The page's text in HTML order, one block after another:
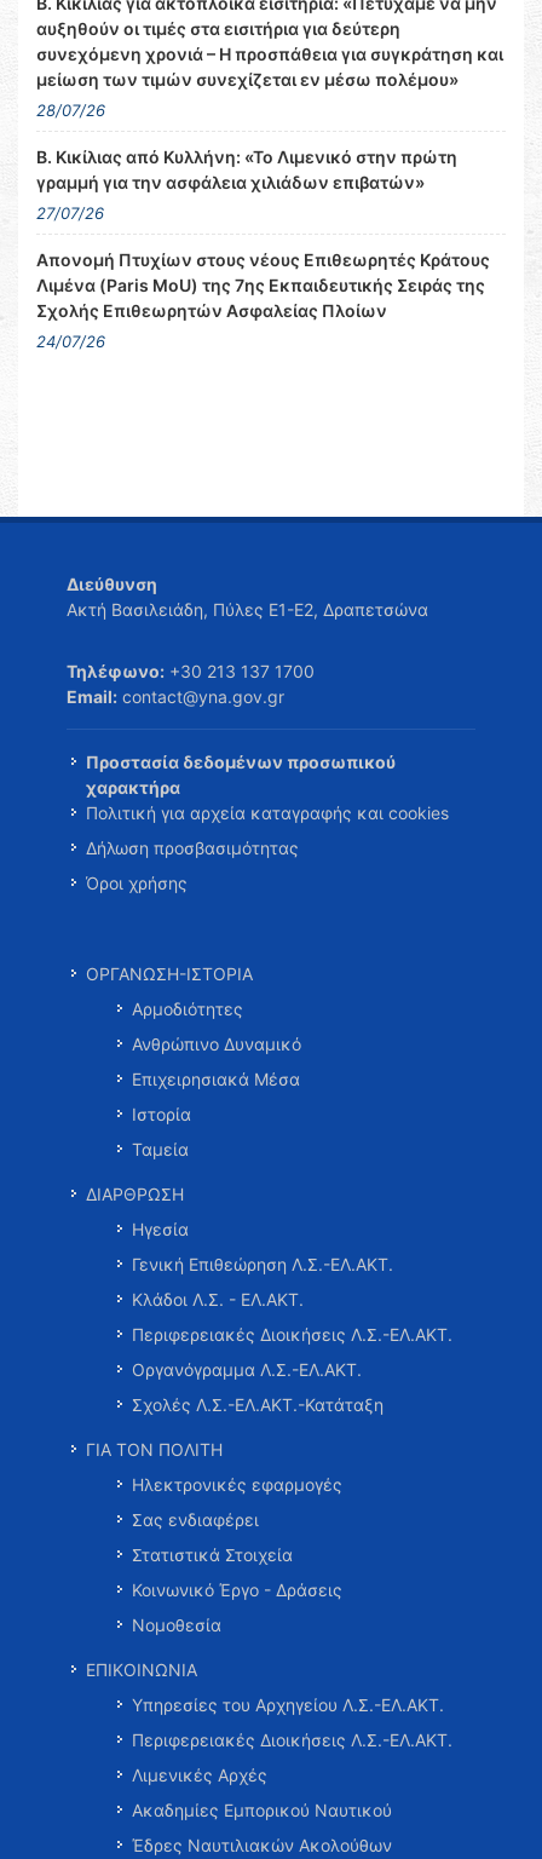
αυξηθούν οι τιμές στα εισιτήρια για δεύτερη
συνεχόμενη χρονιά – Η προσπάθεια για συγκράτηση και
μείωση των τιμών συνεχίζεται εν μέσω πολέμου»
28/07/26
Β. Κικίλιας από Κυλλήνη: «Το Λιμενικό στην πρώτη
γραμμή για την ασφάλεια χιλιάδων επιβατών»
27/07/26
Απονομή Πτυχίων στους νέους Επιθεωρητές Κράτους
Λιμένα (Paris MoU) της 7ης Εκπαιδευτικής Σειράς της
Σχολής Επιθεωρητών Ασφαλείας Πλοίων
24/07/26
Διεύθυνση
Ακτή Βασιλειάδη, Πύλες Ε1-Ε2, Δραπετσώνα
Τηλέφωνο: +30 213 137 1700
Email: contact@yna.gov.gr
Προστασία δεδομένων προσωπικού
χαρακτήρα
Πολιτική για αρχεία καταγραφής και cookies
Δήλωση προσβασιμότητας
Όροι χρήσης
ΟΡΓΑΝΩΣΗ-ΙΣΤΟΡΙΑ
Αρμοδιότητες
Ανθρώπινο Δυναμικό
Επιχειρησιακά Μέσα
Ιστορία
Ταμεία
ΔΙΑΡΘΡΩΣΗ
Ηγεσία
Γενική Επιθεώρηση Λ.Σ.-ΕΛ.ΑΚΤ.
Κλάδοι Λ.Σ. - ΕΛ.ΑΚΤ.
Περιφερειακές Διοικήσεις Λ.Σ.-ΕΛ.ΑΚΤ.
Οργανόγραμμα Λ.Σ.-ΕΛ.ΑΚΤ.
Σχολές Λ.Σ.-ΕΛ.ΑΚΤ.-Κατάταξη
ΓΙΑ ΤΟΝ ΠΟΛΙΤΗ
Ηλεκτρονικές εφαρμογές
Σας ενδιαφέρει
Στατιστικά Στοιχεία
Κοινωνικό Έργο - Δράσεις
Νομοθεσία
ΕΠΙΚΟΙΝΩΝΙΑ
Υπηρεσίες του Αρχηγείου Λ.Σ.-ΕΛ.ΑΚΤ.
Περιφερειακές Διοικήσεις Λ.Σ.-ΕΛ.ΑΚΤ.
Λιμενικές Αρχές
Ακαδημίες Εμπορικού Ναυτικού
Έδρες Ναυτιλιακών Ακολούθων